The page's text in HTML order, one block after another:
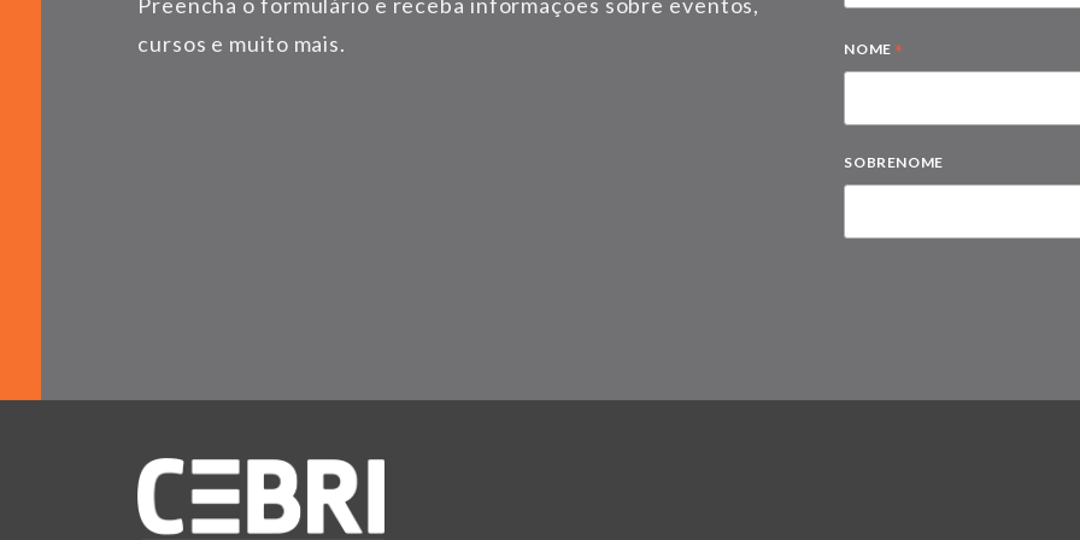
cursos e muito mais.
NOME *
SOBRENOME